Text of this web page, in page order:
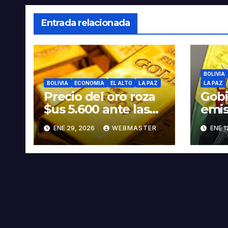
Entrada relacionada
BOLIVIA ECONOMIA EL ALTO LA PAZ
Precio del oro roza
$us 5.600 ante las
amenazas de
Trump contra Irán
ENE 29, 2026 WEBMASTER
BOLIVIA
LA PAZ
que
5503
ENE